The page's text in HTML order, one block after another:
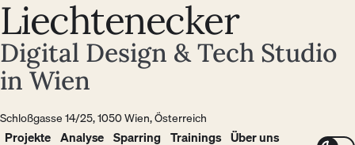
Liechtenecker
Digital Design & Tech Studio
in Wien
Schloßgasse 14/25, 1050 Wien, Österreich
Projekte Analyse Sparring Trainings Über uns